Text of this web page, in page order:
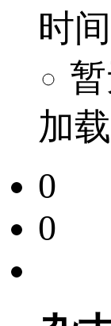
时间
加
0
0